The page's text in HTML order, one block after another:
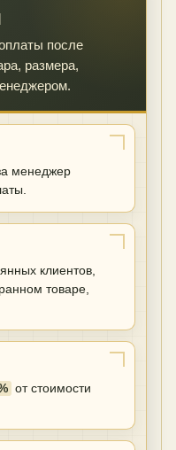
после
размера,
менеджер
клиентов,
товаре,
от стоимости